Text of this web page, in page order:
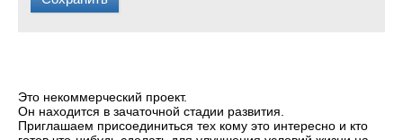
Это некоммерческий проект.
Он находится в зачаточной стадии развития.
Приглашаем присоединиться тех кому это интересно и кто